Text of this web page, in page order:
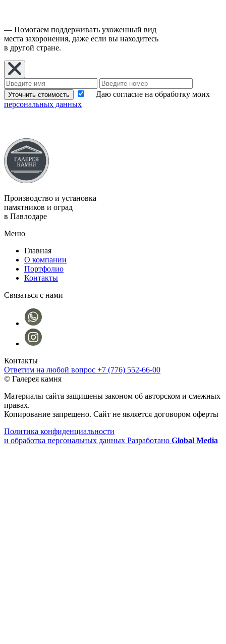
— Помогаем поддерживать ухоженный вид
места захоронения, даже если вы находитесь
в другой стране.
Уточнить стоимость
Даю согласие на обработку моих
персональных данных
Производство и установка
памятников и оград
в Павлодаре
Меню
Главная
О компании
Портфолио
Контакты
Связаться с нами
Контакты
Ответим на любой вопрос +7 (776) 552-66-00
© Галерея камня
Материалы сайта защищены законом об авторском и смежных
правах.
Копирование запрещено. Сайт не является договором оферты
Политика конфиденциальности
и обработка персональных данных Разработано Global Media